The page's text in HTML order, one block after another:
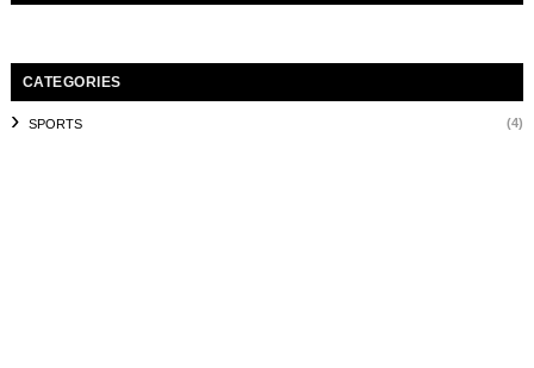
CATEGORIES
SPORTS (4)